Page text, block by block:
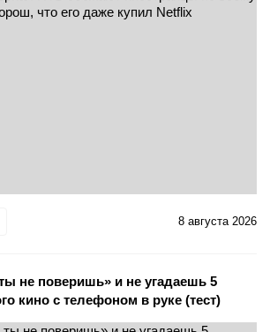
8 августа 2026
не поверишь» и не угадаешь 5
кино с телефоном в руке (тест)